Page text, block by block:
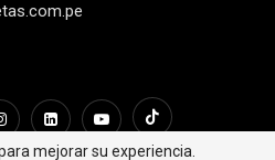
mejorar su experiencia.